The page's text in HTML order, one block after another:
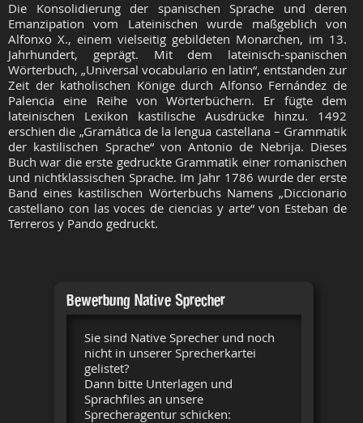
Die Konsolidierung der spanischen Sprache und deren
Emanzipation vom Lateinischen wurde maßgeblich von
Alfonxo X., einem vielseitig gebildeten Monarchen, im 13.
Jahrhundert, geprägt. Mit dem lateinisch-spanischen
Wörterbuch, „Universal vocabulario en latin“, entstanden zur
Zeit der katholischen Könige durch Alfonso Fernández de
Palencia eine Reihe von Wörterbüchern. Er fügte dem
lateinischen Lexikon kastilische Ausdrücke hinzu. 1492
erschien die „Gramática de la lengua castellana – Grammatik
der kastilischen Sprache“ von Antonio de Nebrija. Dieses
Buch war die erste gedruckte Grammatik einer romanischen
und nichtklassischen Sprache. Im Jahr 1786 wurde der erste
Band eines kastilischen Wörterbuchs Namens „Diccionario
castellano con las voces de ciencias y arte“ von Esteban de
Terreros y Pando gedruckt.
Bewerbung Native Sprecher
Sie sind Native Sprecher und noch
nicht in unserer Sprecherkartei
gelistet?
Dann bitte Unterlagen und
Sprachfiles an unsere
Sprecheragentur schicken: